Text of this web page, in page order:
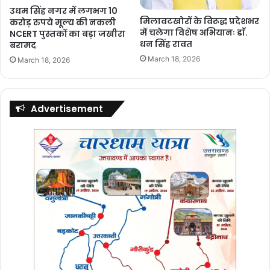
उधम सिंह नगर में लगभग 10
करोड़ रुपये मूल्य की नकली
NCERT पुस्तकों का बड़ा जखीरा
बरामद
March 18, 2026
मिलावटखोरों के विरूद्ध प्रदेशभर
में चलेगा विशेष अभियानः डाॅ.
धन सिंह रावत
March 18, 2026
Advertisement